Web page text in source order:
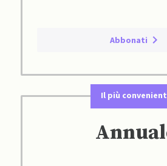
Abbonati
Il più